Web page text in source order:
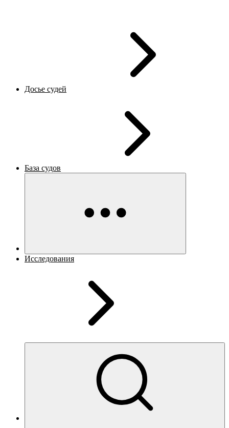
Досье судей
База судов
Исследования